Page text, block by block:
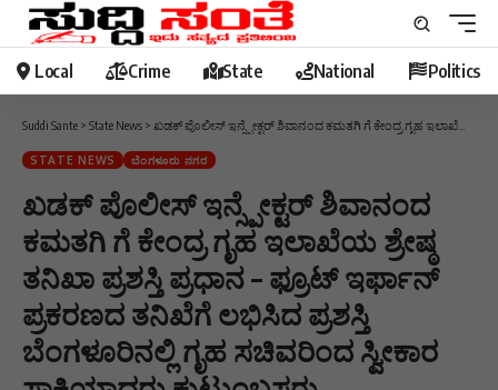
Local Crime State National Politics
Suddi Sante > State News > ಖಡಕ್ ಪೊಲೀಸ್ ಇನ್ಸ್ಪೇಕ್ಟರ್ ಶಿವಾನಂದ ಕಮತಗಿ ಗೆ ಕೇಂದ್ರ ಗೃಹ ಇಲಾಖೆಯ ಶ್ರೇಷ್ಠ ತನಿಖಾ ಪ್ರಶಸ್ತಿ ಪ್ರಧಾನ – ಫ್ರೂಟ್ ಇರ್ಫಾನ್ ಪ್ರಕರಣದ ತನಿಖೆಗೆ ಲಭಿಸಿದ ಪ್ರಶಸ್ತಿ ಬೆಂಗಳೂರಿನಲ್ಲಿ ಗೃಹ ಸಚಿವರಿಂದ ಸ್ವೀಕಾರ ಸಾಕ್ಷಿಯಾದರು ಕುಟುಂಬಸ್ಥರು…..
STATE NEWS ಬೆಂಗಳೂರು ನಗರ
ಖಡಕ್ ಪೊಲೀಸ್ ಇನ್ಸ್ಪೇಕ್ಟರ್ ಶಿವಾನಂದ
ಕಮತಗಿ ಗೆ ಕೇಂದ್ರ ಗೃಹ ಇಲಾಖೆಯ ಶ್ರೇಷ್ಠ
ತನಿಖಾ ಪ್ರಶಸ್ತಿ ಪ್ರಧಾನ – ಫ್ರೂಟ್ ಇರ್ಫಾನ್
ಪ್ರಕರಣದ ತನಿಖೆಗೆ ಲಭಿಸಿದ ಪ್ರಶಸ್ತಿ
ಬೆಂಗಳೂರಿನಲ್ಲಿ ಗೃಹ ಸಚಿವರಿಂದ ಸ್ವೀಕಾರ